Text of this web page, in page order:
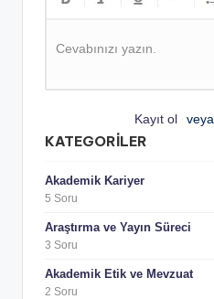
Cevabınızı yazın.
Kayıt ol veya
KATEGORILER
Akademik Kariyer
5 Soru
Araştırma ve Yayın Süreci
3 Soru
Akademik Etik ve Mevzuat
2 Soru